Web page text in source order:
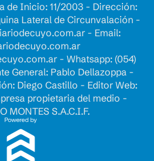
de Inicio: 11/2003 - Dirección:
Lateral de Circunvalación -
- Email:
- Whatsapp: (054)
General: Pablo Dellazoppa -
Diego Castillo - Editor Web:
propietaria del medio -
MONTES S.A.C.I.F.